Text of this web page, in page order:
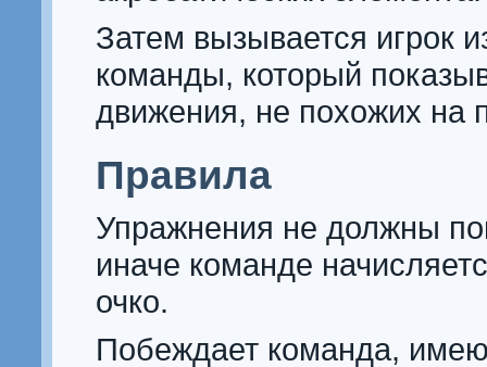
Затем вызывается игрок
команды, который
движения, не похожих на
Правила
Упражнения не должны
иначе команде
очко.
Побеждает команда,